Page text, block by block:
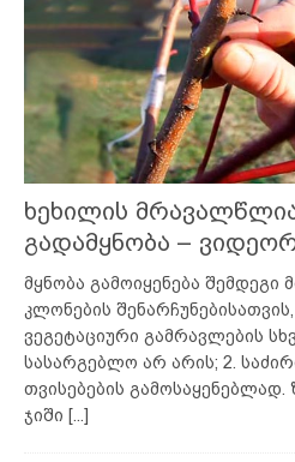
ხეხილის
გადამყნობა –
მყნობა გამოიყენება შემდეგი
კლონების
ვეგეტაციური გამრავლების
სასარგებლო არ არის; 2.
თვისებების
ჯიში [...]